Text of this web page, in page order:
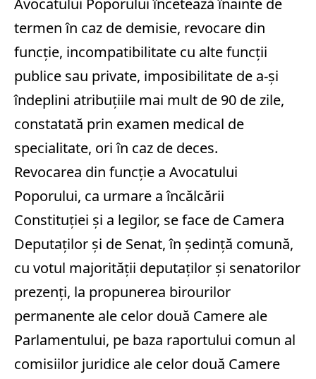
Avocatului Poporului încetează înainte de
termen în caz de demisie, revocare din
funcţie, incompatibilitate cu alte funcţii
publice sau private, imposibilitate de a-şi
îndeplini atribuţiile mai mult de 90 de zile,
constatată prin examen medical de
specialitate, ori în caz de deces.
Revocarea din funcţie a Avocatului
Poporului, ca urmare a încălcării
Constituţiei şi a legilor, se face de Camera
Deputaţilor şi de Senat, în şedinţă comună,
cu votul majorităţii deputaţilor şi senatorilor
prezenţi, la propunerea birourilor
permanente ale celor două Camere ale
Parlamentului, pe baza raportului comun al
comisiilor juridice ale celor două Camere